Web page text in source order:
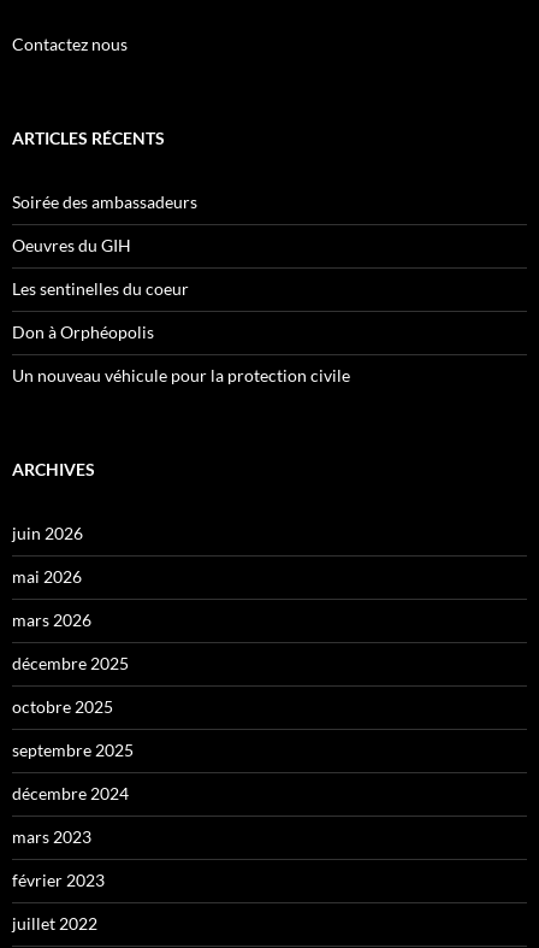
Contactez nous
ARTICLES RÉCENTS
Soirée des ambassadeurs
Oeuvres du GIH
Les sentinelles du coeur
Don à Orphéopolis
Un nouveau véhicule pour la protection civile
ARCHIVES
juin 2026
mai 2026
mars 2026
décembre 2025
octobre 2025
septembre 2025
décembre 2024
mars 2023
février 2023
juillet 2022